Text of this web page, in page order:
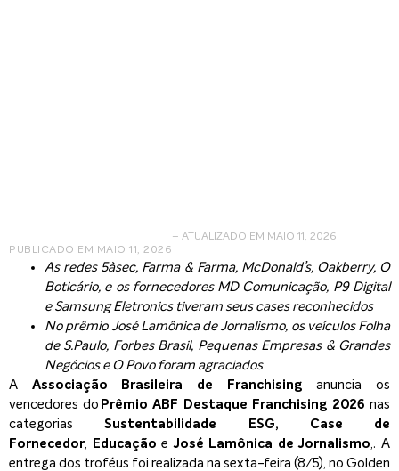
PUBLICADO EM MAIO 11, 2026
– ATUALIZADO EM MAIO 11, 2026
As redes 5àsec, Farma & Farma, McDonald’s, Oakberry, O
Boticário, e os fornecedores MD Comunicação, P9 Digital
e Samsung Eletronics tiveram seus cases reconhecidos
No prêmio José Lamônica de Jornalismo, os veículos Folha
de S.Paulo, Forbes Brasil, Pequenas Empresas & Grandes
Negócios e O Povo foram agraciados
A Associação Brasileira de Franchising anuncia os
vencedores do Prêmio ABF Destaque Franchising 2026nas
categoriasSustentabilidade ESG, Case de
Fornecedor, Educaçãoe José Lamônica de Jornalismo,. A
entrega dos troféus foi realizada na sexta-feira (8/5), no Golden